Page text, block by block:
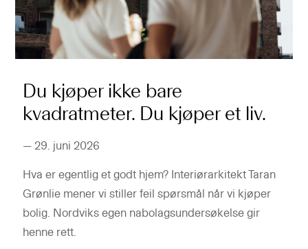
Du kjøper ikke bare
kvadratmeter. Du kjøper et liv.
— 29. juni 2026
Hva er egentlig et godt hjem? Interiørarkitekt Taran
Grønlie mener vi stiller feil spørsmål når vi kjøper
bolig. Nordviks egen nabolagsundersøkelse gir
henne rett.